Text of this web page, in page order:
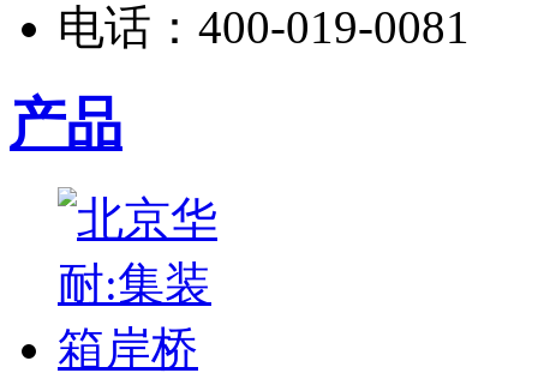
电话： 400-019-0081
产品